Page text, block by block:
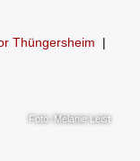
Thüngersheim |
Foto: Melanie Leist